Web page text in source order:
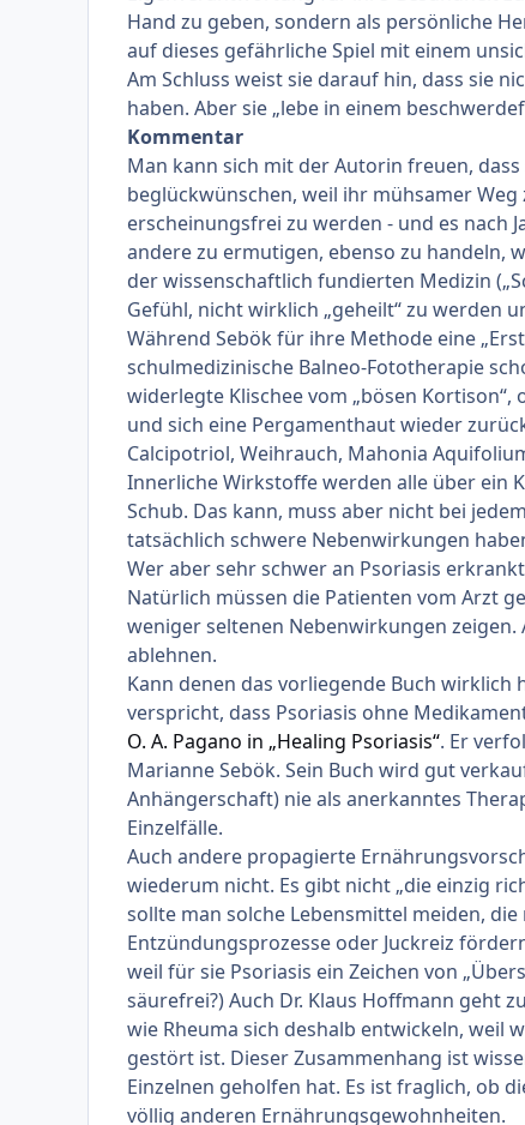
Hand zu geben, sondern als persönliche
auf dieses gefährliche Spiel mit einem
Am Schluss weist sie darauf hin, dass sie
haben. Aber sie „lebe in einem
Kommentar
Man kann sich mit der Autorin freuen,
beglückwünschen, weil ihr mühsamer
erscheinungsfrei zu werden - und es nach
andere zu ermutigen, ebenso zu handeln,
der wissenschaftlich fundierten Medizin
Gefühl, nicht wirklich „geheilt“ zu werden
Während Sebök für ihre Methode eine
schulmedizinische Balneo-Fototherapie
widerlegte Klischee vom „bösen Kortison“,
und sich eine Pergamenthaut wieder
Calcipotriol, Weihrauch, Mahonia
Innerliche Wirkstoffe werden alle über ein
Schub. Das kann, muss aber nicht bei
tatsächlich schwere Nebenwirkungen
Wer aber sehr schwer an Psoriasis
Natürlich müssen die Patienten vom Arzt
weniger seltenen Nebenwirkungen
ablehnen.
Kann denen das vorliegende Buch
verspricht, dass Psoriasis ohne
O. A. Pagano in „Healing Psoriasis“. Er
Marianne Sebök. Sein Buch wird gut
Anhängerschaft) nie als anerkanntes
Einzelfälle.
Auch andere propagierte
wiederum nicht. Es gibt nicht „die einzig
sollte man solche Lebensmittel meiden,
Entzündungsprozesse oder Juckreiz
weil für sie Psoriasis ein Zeichen von
säurefrei?) Auch Dr. Klaus Hoffmann geht
wie Rheuma sich deshalb entwickeln, weil
gestört ist. Dieser Zusammenhang ist
Einzelnen geholfen hat. Es ist fraglich, ob
völlig anderen Ernährungsgewohnheiten.